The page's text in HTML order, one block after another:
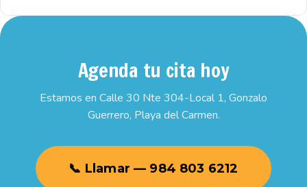
Agenda tu cita hoy
Estamos en Calle 30 Nte 304-Local 1, Gonzalo
Guerrero, Playa del Carmen.
📞 Llamar — 984 803 6212